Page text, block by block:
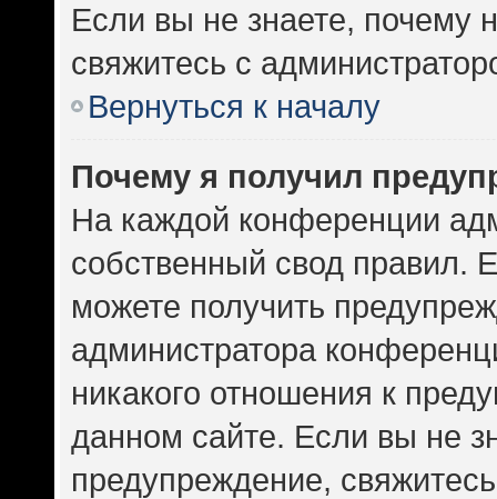
Если вы не знаете, почему
свяжитесь с
Вернуться к началу
Почему я получил
На каждой конференции
собственный свод правил.
можете получить
администратора
никакого отношения к
данном сайте. Если вы не
предупреждение,